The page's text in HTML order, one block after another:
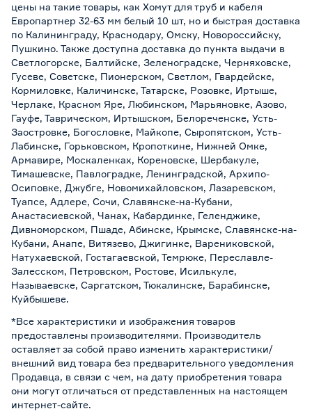
цены на такие товары, как Хомут для труб и кабеля
Европартнер 32-63 мм белый 10 шт, но и быстрая доставка
по Калининграду, Краснодару, Омску, Новороссийску,
Пушкино. Также доступна доставка до пункта выдачи в
Светлогорске, Балтийске, Зеленоградске, Черняховске,
Гусеве, Советске, Пионерском, Светлом, Гвардейске,
Кормиловке, Каличинске, Татарске, Розовке, Иртыше,
Черлаке, Красном Яре, Любинском, Марьяновке, Азово,
Гауфе, Таврическом, Иртышском, Белореченске, Усть-
Заостровке, Богословке, Майкопе, Сыропятском, Усть-
Лабинске, Горьковском, Кропоткине, Нижней Омке,
Армавире, Москаленках, Кореновске, Шербакуле,
Тимашевске, Павлоградке, Ленинградской, Архипо-
Осиповке, Джубге, Новомихайловском, Лазаревском,
Туапсе, Адлере, Сочи, Славянске-на-Кубани,
Анастасиевской, Чанах, Кабардинке, Геленджике,
Дивноморском, Пшаде, Абинске, Крымске, Славянске-на-
Кубани, Анапе, Витязево, Джигинке, Варениковской,
Натухаевской, Гостагаевской, Темрюке, Переславле-
Залесском, Петровском, Ростове, Исилькуле,
Называевске, Саргатском, Тюкалинске, Барабинске,
Куйбышеве.
*Все характеристики и изображения товаров
предоставлены производителями. Производитель
оставляет за собой право изменить характеристики/
внешний вид товара без предварительного уведомления
Продавца, в связи с чем, на дату приобретения товара
они могут отличаться от представленных на настоящем
интернет-сайте.